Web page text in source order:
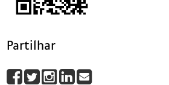
Partilhar